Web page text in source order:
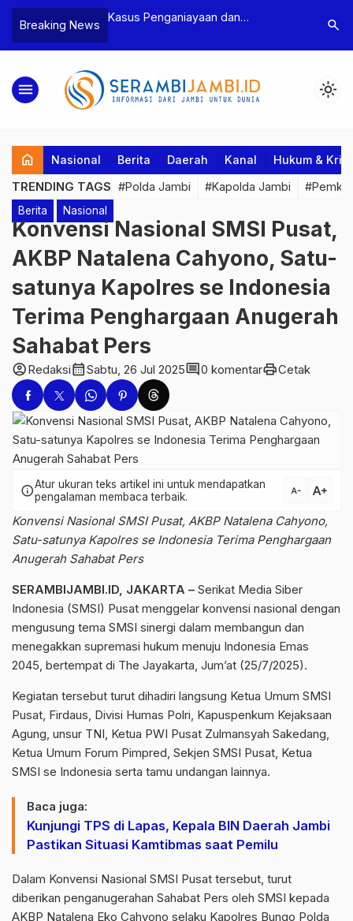
Breaking News
Ketua BPD, Polres
Tetapkan Dua Tersangka
Polres Tebo Ungkap Kasus
Dua Pelaku Pengeroyokan di
search
menu light_mode
home Nasional Berita Daerah Kanal Hukum &
TRENDING TAGS #Polda Jambi #Kapolda Jambi
Berita Nasional
Konvensi Nasional SMSI Pusat,
AKBP Natalena Cahyono, Satu-
satunya Kapolres se Indonesia
Terima Penghargaan Anugerah
Sahabat Pers
account_circleRedaksicalendar_monthSabtu, 26 Jul 2025comment0 komentarprintCetak
infoAtur ukuran teks artikel ini untuk mendapatkan
pengalaman membaca terbaik.
text_decrease text_increase
Konvensi Nasional SMSI Pusat, AKBP Natalena Cahyono,
Satu-satunya Kapolres se Indonesia Terima Penghargaan
Anugerah Sahabat Pers
SERAMBIJAMBI.ID, JAKARTA – Serikat Media Siber
Indonesia (SMSI) Pusat menggelar konvensi nasional dengan
mengusung tema SMSI sinergi dalam membangun dan
menegakkan supremasi hukum menuju Indonesia Emas
2045, bertempat di The Jayakarta, Jum’at (25/7/2025).
Kegiatan tersebut turut dihadiri langsung Ketua Umum SMSI
Pusat, Firdaus, Divisi Humas Polri, Kapuspenkum Kejaksaan
Agung, unsur TNI, Ketua PWI Pusat Zulmansyah Sakedang,
Ketua Umum Forum Pimpred, Sekjen SMSI Pusat, Ketua
SMSI se Indonesia serta tamu undangan lainnya.
Baca juga:
Kunjungi TPS di Lapas, Kepala BIN Daerah Jambi
Pastikan Situasi Kamtibmas saat Pemilu
Dalam Konvensi Nasional SMSI Pusat tersebut, turut
diberikan penganugerahan Sahabat Pers oleh SMSI kepada
AKBP Natalena Eko Cahyono selaku Kapolres Bungo Polda